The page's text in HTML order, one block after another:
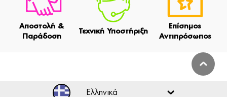
Αποστολή &
Παράδοση
Τεχνική Υποστήριξη
Επίσημος
Αντιπρόσωπος
Ελληνικά